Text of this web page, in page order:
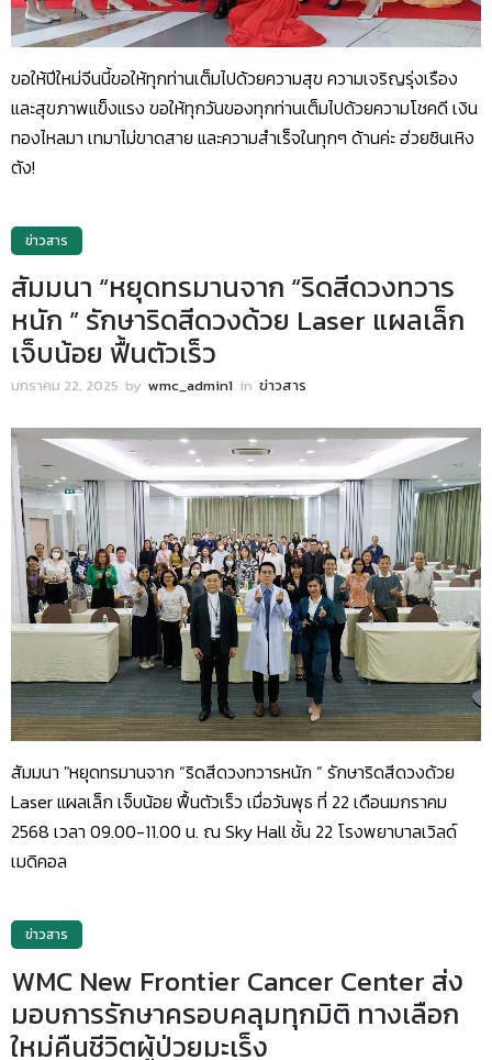
ขอให้ปีใหม่จีนนี้ขอให้ทุกท่านเต็มไปด้วยความสุข ความเจริญรุ่งเรือง
และสุขภาพแข็งแรง ขอให้ทุกวันของทุกท่านเต็มไปด้วยความโชคดี เงิน
ทองไหลมา เทมาไม่ขาดสาย และความสำเร็จในทุกๆ ด้านค่ะ ฮ่วยซินเหิง
ตัง!
ข่าวสาร
สัมมนา “หยุดทรมานจาก “ริดสีดวงทวาร
หนัก ” รักษาริดสีดวงด้วย Laser แผลเล็ก
เจ็บน้อย ฟื้นตัวเร็ว
มกราคม 22, 2025 by wmc_admin1 in ข่าวสาร
สัมมนา "หยุดทรมานจาก “ริดสีดวงทวารหนัก ” รักษาริดสีดวงด้วย
Laser แผลเล็ก เจ็บน้อย ฟื้นตัวเร็ว เมื่อวันพุธ ที่ 22 เดือนมกราคม
2568 เวลา 09.00-11.00 น. ณ Sky Hall ชั้น 22 โรงพยาบาลเวิลด์
เมดิคอล
ข่าวสาร
WMC New Frontier Cancer Center ส่ง
มอบการรักษาครอบคลุมทุกมิติ ทางเลือก
ใหม่คืนชีวิตผู้ป่วยมะเร็ง